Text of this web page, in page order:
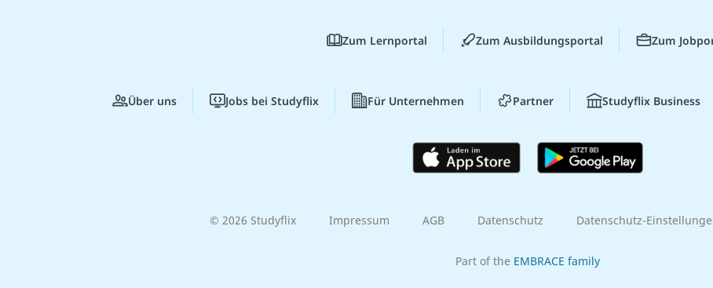
Zum Lernportal Zum Ausbildungsportal Zum
Über uns Jobs bei Studyflix Für Unternehmen Partner Studyflix Business
© 2026 Studyflix Impressum AGB Datenschutz Datenschutz-
Part of the EMBRACE family